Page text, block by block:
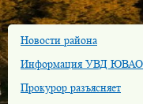
Новости района
Информация УВД ЮВАО
Прокурор разъясняет